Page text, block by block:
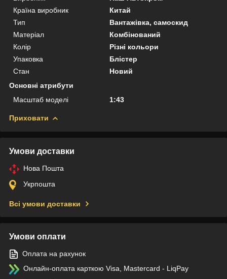
Країна виробник
Китай
Тип
Вантажівка, самоскид
Матеріал
Комбінований
Колір
Різні кольори
Упаковка
Блістер
Стан
Новий
Основні атрибути
Масштаб моделі
1:43
Приховати
Умови доставки
Нова Пошта
Укрпошта
Всі умови доставки
Умови оплати
Оплата на рахунок
Онлайн-оплата карткою Visa, Mastercard - LiqPay